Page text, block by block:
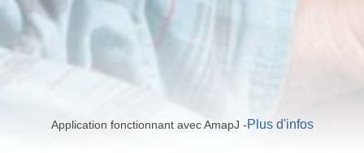
Application fonctionnant avec AmapJ -Plus d'infos